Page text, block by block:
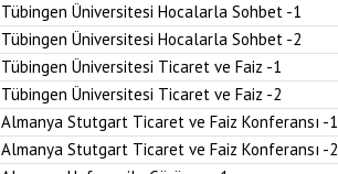
Tübingen Üniversitesi Hocalarla Sohbet -1
Tübingen Üniversitesi Hocalarla Sohbet -2
Tübingen Üniversitesi Ticaret ve Faiz -1
Tübingen Üniversitesi Ticaret ve Faiz -2
Almanya Stutgart Ticaret ve Faiz Konferansı -1
Almanya Stutgart Ticaret ve Faiz Konferansı -2